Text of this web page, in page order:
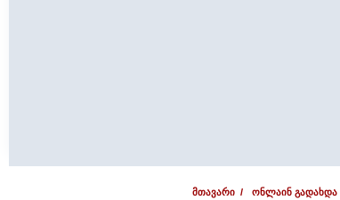
მთავარი / ონლაინ